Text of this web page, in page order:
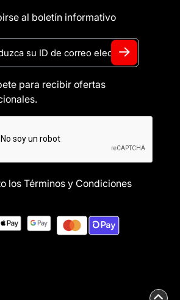
al boletín informativo
para recibir ofertas
los Términos y Condiciones